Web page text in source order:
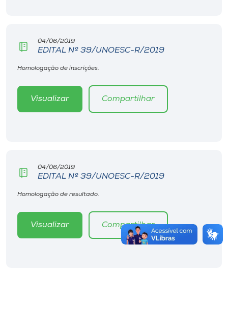
04/06/2019
EDITAL Nº 39/UNOESC-R/2019
Homologação de inscrições.
Visualizar Compartilhar
04/06/2019
EDITAL Nº 39/UNOESC-R/2019
Homologação de resultado.
Visualizar Compartilhar